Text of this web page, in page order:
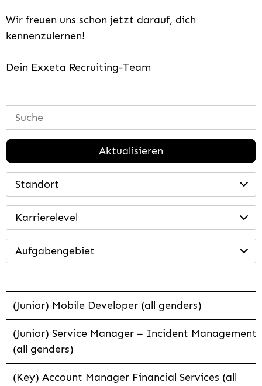
Wir freuen uns schon jetzt darauf, dich
kennenzulernen!
Dein Exxeta Recruiting-Team
Aktualisieren
Standort
Karrierelevel
Aufgabengebiet
(Junior) Mobile Developer (all genders)
(Junior) Service Manager – Incident Management
(all genders)
(Key) Account Manager Financial Services (all